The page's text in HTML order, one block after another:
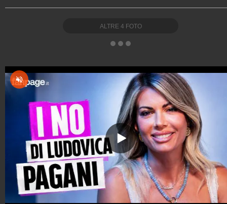
ALTRE 4 FOTO